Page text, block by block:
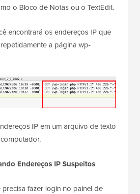
o Bloco de Notas ou o TextEdit.
encontrará os endereços IP que
a página wp-
IP em um arquivo de texto
Endereços IP Suspeitos
precisa fazer login no painel de